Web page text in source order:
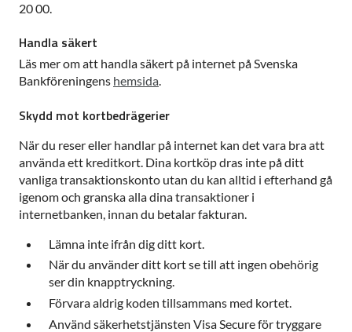
20 00.
Handla säkert
Läs mer om att handla säkert på internet på Svenska
Bankföreningens hemsida.
Skydd mot kortbedrägerier
När du reser eller handlar på internet kan det vara bra att
använda ett kreditkort. Dina kortköp dras inte på ditt
vanliga transaktionskonto utan du kan alltid i efterhand gå
igenom och granska alla dina transaktioner i
internetbanken, innan du betalar fakturan.
Lämna inte ifrån dig ditt kort.
När du använder ditt kort se till att ingen obehörig
ser din knapptryckning.
Förvara aldrig koden tillsammans med kortet.
Använd säkerhetstjänsten Visa Secure för tryggare